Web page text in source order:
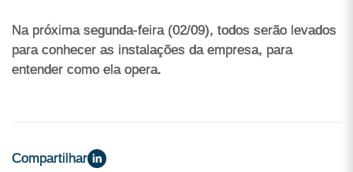
Na próxima segunda-feira (02/09), todos serão levados
para conhecer as instalações da empresa, para
entender como ela opera.
Compartilhar